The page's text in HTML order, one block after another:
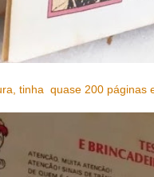
tinha quase 200 páginas